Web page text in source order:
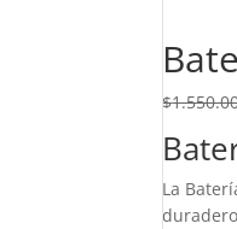
$
La